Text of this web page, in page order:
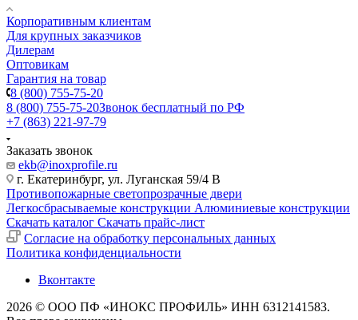
Корпоративным клиентам
Для крупных заказчиков
Дилерам
Оптовикам
Гарантия на товар
8 (800) 755-75-20
8 (800) 755-75-20Звонок бесплатный по РФ
+7 (863) 221-97-79
Заказать звонок
ekb@inoxprofile.ru
г. Екатеринбург, ул. Луганская 59/4 В
Противопожарные светопрозрачные двери
Легкосбрасываемые конструкции Алюминиевые конструкции
Скачать каталог Скачать прайс-лист
Cогласие на обработку персональных данных
Политика конфиденциальности
Вконтакте
2026 © ООО ПФ «ИНОКС ПРОФИЛЬ» ИНН 6312141583.